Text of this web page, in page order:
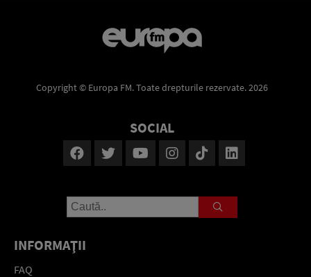
Copyright © Europa FM. Toate drepturile rezervate. 2026
SOCIAL
INFORMAŢII
FAQ